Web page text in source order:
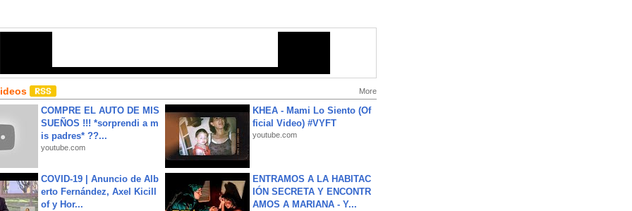
More
COMPRE EL AUTO DE MIS
SUEÑOS !!! *sorprendi a m
is padres* ??...
youtube.com
KHEA - Mami Lo Siento (Of
ficial Video) #VYFT
youtube.com
COVID-19 | Anuncio de Alb
erto Fernández, Axel Kicill
of y Hor...
ENTRAMOS A LA HABITAC
IÓN SECRETA Y ENCONTR
AMOS A MARIANA - Y...